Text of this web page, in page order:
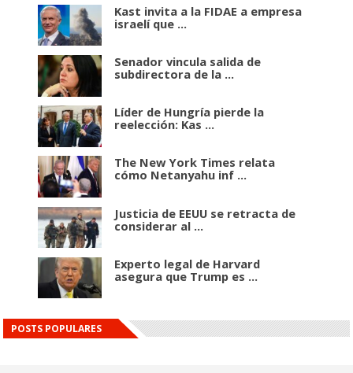
Kast invita a la FIDAE a empresa
israelí que ...
Senador vincula salida de
subdirectora de la ...
Líder de Hungría pierde la
reelección: Kas ...
The New York Times relata
cómo Netanyahu inf ...
Justicia de EEUU se retracta de
considerar al ...
Experto legal de Harvard
asegura que Trump es ...
POSTS POPULARES